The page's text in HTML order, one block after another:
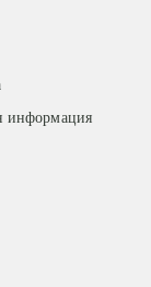
информация